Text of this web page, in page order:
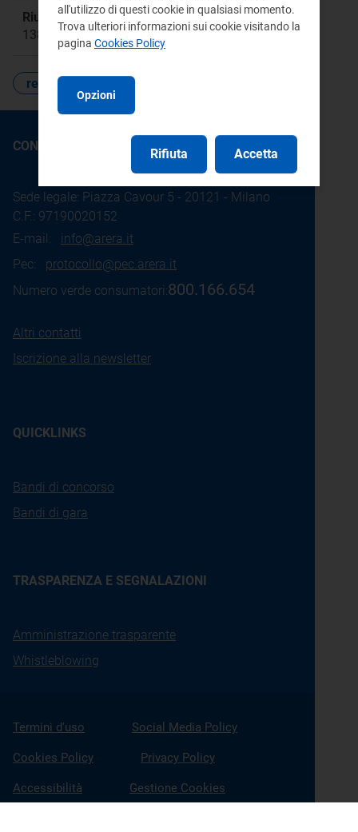
Riunione:
1380a
reclami
CONTATTI
Sede legale: Piazza Cavour 5 - 20121 - Milano
C.F.: 97190020152
E-mail: info@arera.it
Pec: protocollo@pec.arera.it
Numero verde consumatori:800.166.654
Altri contatti
Iscrizione alla newsletter
QUICKLINKS
Bandi di concorso
Bandi di gara
TRASPARENZA E SEGNALAZIONI
Amministrazione trasparente
Whistleblowing
Termini d'uso Social Media Policy
Cookies Policy Privacy Policy
Accessibilità Gestione Cookies
all'utilizzo di questi cookie in qualsiasi momento.
Trova ulteriori informazioni sui cookie visitando la
pagina Cookies Policy
Opzioni
Rifiuta Accetta